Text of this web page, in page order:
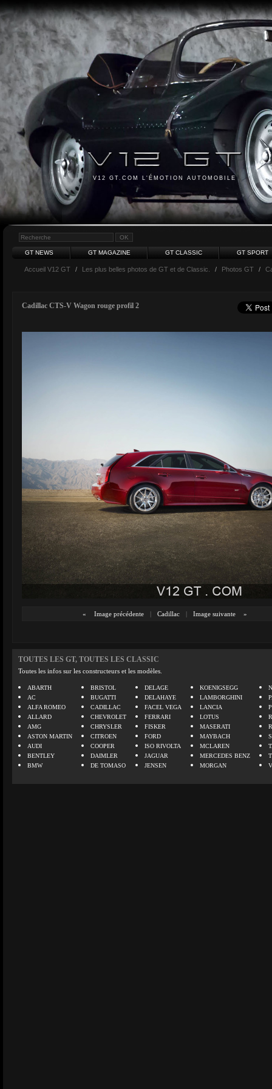
V12 GT.COM L'ÉMOTION AUTOMOBILE
GT NEWS GT MAGAZINE GT CLASSIC GT SPORT
Accueil V12 GT / Les plus belles photos de GT et de Classic. / Photos GT /
Cadillac CTS-V Wagon rouge profil 2
« Image précédente | Cadillac | Image suivante »
TOUTES LES GT, TOUTES LES CLASSIC
Toutes les infos sur les constructeurs et les modèles.
ABARTH
AC
ALFA ROMEO
ALLARD
AMG
ASTON MARTIN
AUDI
BENTLEY
BMW
BRISTOL
BUGATTI
CADILLAC
CHEVROLET
CHRYSLER
CITROEN
COOPER
DAIMLER
DE TOMASO
DELAGE
DELAHAYE
FACEL VEGA
FERRARI
FISKER
FORD
ISO RIVOLTA
JAGUAR
JENSEN
KOENIGSEGG
LAMBORGHINI
LANCIA
LOTUS
MASERATI
MAYBACH
MCLAREN
MERCEDES BENZ
MORGAN